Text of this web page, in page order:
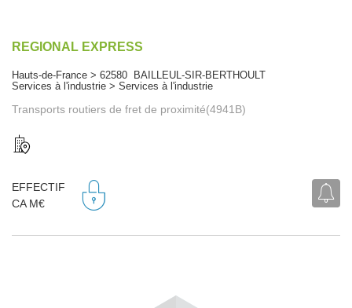
REGIONAL EXPRESS
Hauts-de-France > 62580 BAILLEUL-SIR-BERTHOULT
Services à l'industrie > Services à l'industrie
Transports routiers de fret de proximité(4941B)
EFFECTIF
CA M€